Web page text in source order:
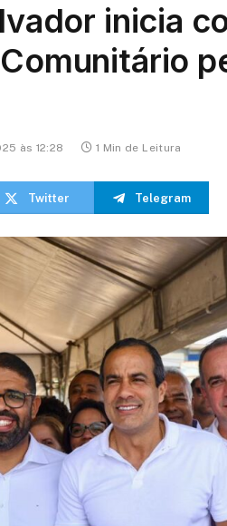
inicia
às 12:28 1 Min de Leitura
Twitter Telegram